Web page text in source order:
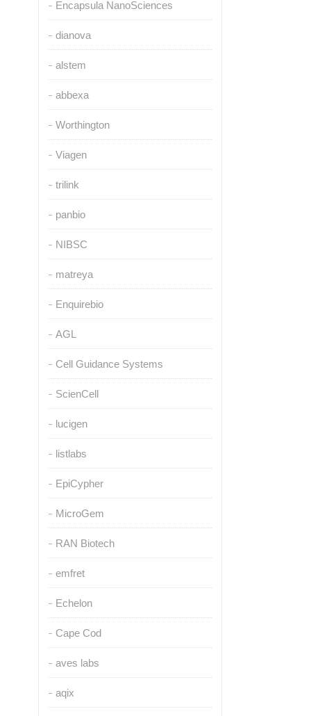
Encapsula NanoSciences
dianova
alstem
abbexa
Worthington
Viagen
trilink
panbio
NIBSC
matreya
Enquirebio
AGL
Cell Guidance Systems
ScienCell
lucigen
listlabs
EpiCypher
MicroGem
RAN Biotech
emfret
Echelon
Cape Cod
aves labs
aqix